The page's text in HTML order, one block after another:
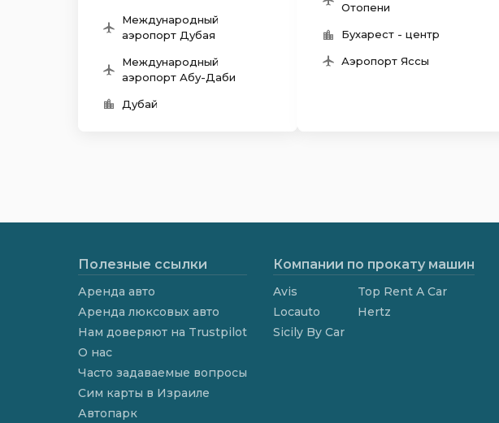
Международный
аэропорт Дубая
Международный
аэропорт Абу-Даби
Дубай
Отопени
Бухарест - центр
Аэропорт Яссы
Полезные ссылки
Аренда авто
Аренда люксовых авто
Нам доверяют на Trustpilot
О нас
Часто задаваемые вопросы
Сим карты в Израиле
Автопарк
Компании по прокату машин
Avis
Locauto
Sicily By Car
Top Rent A Car
Hertz